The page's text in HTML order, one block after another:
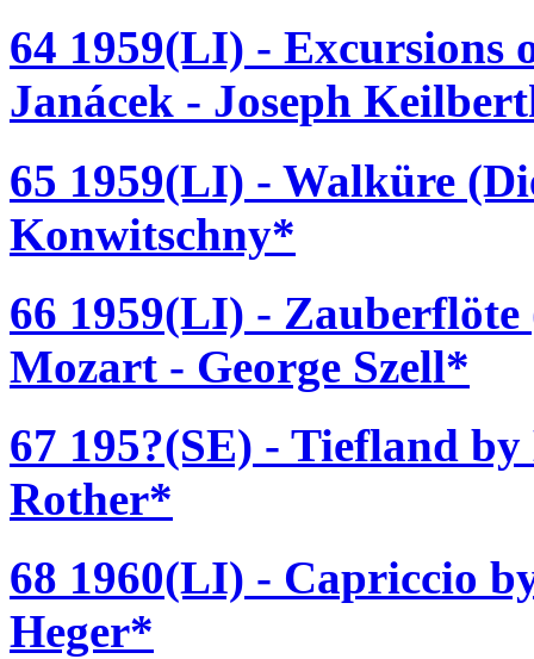
64 1959(LI) - Excursions
Janácek - Joseph
65 1959(LI) - Walküre
Konwitschny*
66 1959(LI) - Zauberflöte
Mozart - George Szell*
67 195?(SE) - Tiefland
Rother*
68 1960(LI) - Capriccio
Heger*